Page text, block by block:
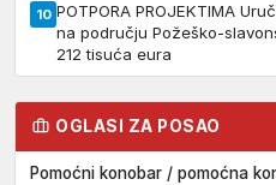
10 POTPORA PROJEKTIMA
na području Požeško-
212 tisuća eura
OGLASI ZA POSAO
Pomoćni konobar / pomoćna